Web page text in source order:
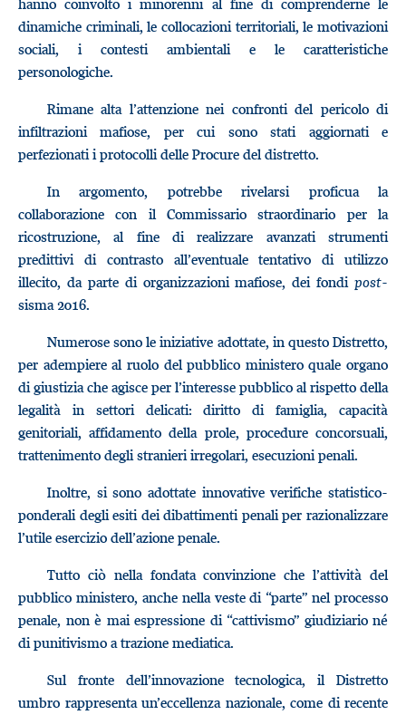
hanno coinvolto i minorenni al fine di comprenderne le
dinamiche criminali, le collocazioni territoriali, le motivazioni
sociali, i contesti ambientali e le caratteristiche
personologiche.
Rimane alta l’attenzione nei confronti del pericolo di
infiltrazioni mafiose, per cui sono stati aggiornati e
perfezionati i protocolli delle Procure del distretto.
In argomento, potrebbe rivelarsi proficua la
collaborazione con il Commissario straordinario per la
ricostruzione, al fine di realizzare avanzati strumenti
predittivi di contrasto all’eventuale tentativo di utilizzo
illecito, da parte di organizzazioni mafiose, dei fondi post-
sisma 2016.
Numerose sono le iniziative adottate, in questo Distretto,
per adempiere al ruolo del pubblico ministero quale organo
di giustizia che agisce per l’interesse pubblico al rispetto della
legalità in settori delicati: diritto di famiglia, capacità
genitoriali, affidamento della prole, procedure concorsuali,
trattenimento degli stranieri irregolari, esecuzioni penali.
Inoltre, si sono adottate innovative verifiche statistico-
ponderali degli esiti dei dibattimenti penali per razionalizzare
l’utile esercizio dell’azione penale.
Tutto ciò nella fondata convinzione che l’attività del
pubblico ministero, anche nella veste di “parte” nel processo
penale, non è mai espressione di “cattivismo” giudiziario né
di punitivismo a trazione mediatica.
Sul fronte dell’innovazione tecnologica, il Distretto
umbro rappresenta un’eccellenza nazionale, come di recente